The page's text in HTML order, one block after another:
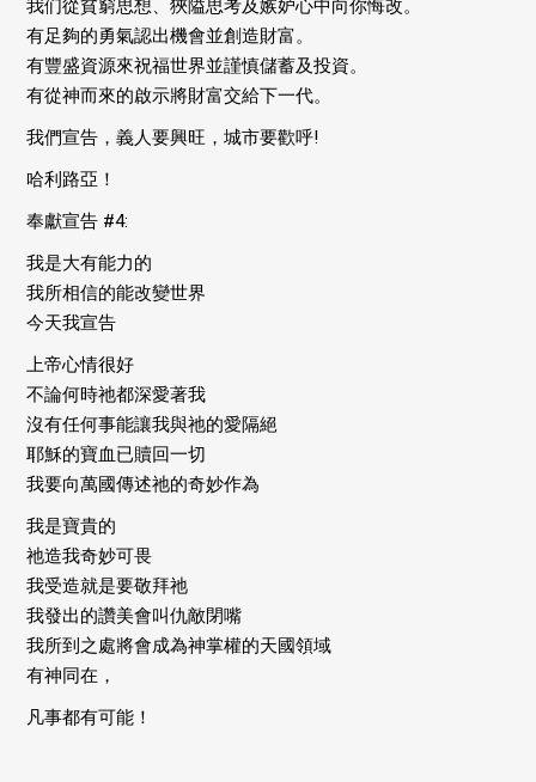
我们從貧窮思想、狹隘思考及嫉妒心中向你悔改。
有足夠的勇氣認出機會並創造財富。
有豐盛資源來祝福世界並謹慎儲蓄及投資。
有從神而來的啟示將財富交給下一代。
我們宣告，義人要興旺，城市要歡呼!
哈利路亞！
奉獻宣告 #4:
我是大有能力的
我所相信的能改變世界
今天我宣告
上帝心情很好
不論何時祂都深愛著我
沒有任何事能讓我與祂的愛隔絕
耶穌的寶血已贖回一切
我要向萬國傳述祂的奇妙作為
我是寶貴的
祂造我奇妙可畏
我受造就是要敬拜祂
我發出的讚美會叫仇敵閉嘴
我所到之處將會成為神掌權的天國領域
有神同在，
凡事都有可能！